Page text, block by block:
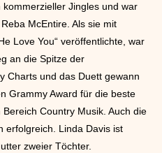
Jingles und war
McEntire. Als sie mit
Love You“ veröffentlichte, war
an die Spitze der
Charts und das Duett gewann
Grammy Award für die beste
Country Musik. Auch die
erfolgreich. Linda Davis ist
zweier Töchter.